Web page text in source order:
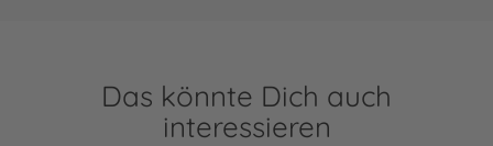
Das könnte Dich auch
interessieren